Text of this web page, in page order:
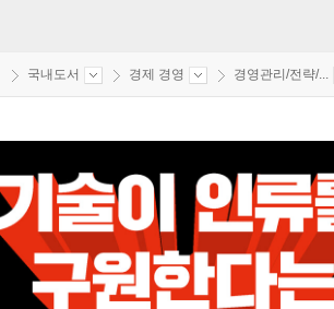
국내도서 경제 경영 경영관리/전략/...